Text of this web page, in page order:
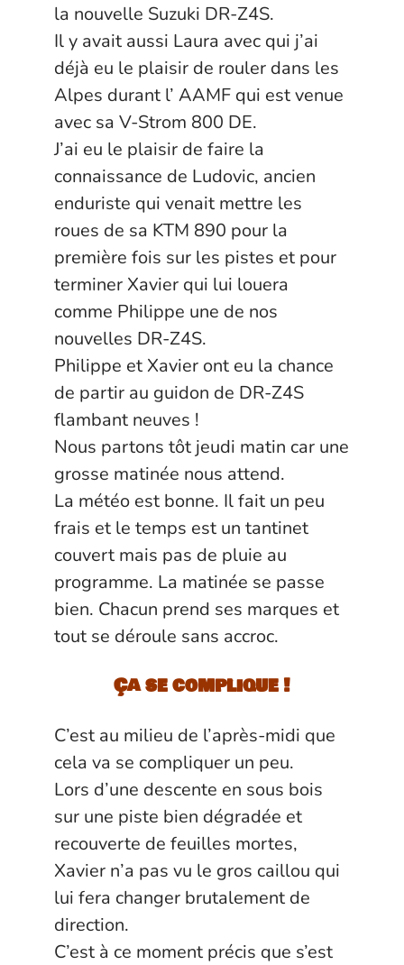
la nouvelle Suzuki DR-Z4S.
Il y avait aussi Laura avec qui j’ai
déjà eu le plaisir de rouler dans les
Alpes durant l’ AAMF qui est venue
avec sa V-Strom 800 DE.
J’ai eu le plaisir de faire la
connaissance de Ludovic, ancien
enduriste qui venait mettre les
roues de sa KTM 890 pour la
première fois sur les pistes et pour
terminer Xavier qui lui louera
comme Philippe une de nos
nouvelles DR-Z4S.
Philippe et Xavier ont eu la chance
de partir au guidon de DR-Z4S
flambant neuves !
Nous partons tôt jeudi matin car une
grosse matinée nous attend.
La météo est bonne. Il fait un peu
frais et le temps est un tantinet
couvert mais pas de pluie au
programme. La matinée se passe
bien. Chacun prend ses marques et
tout se déroule sans accroc.
Ça se complique !
C’est au milieu de l’après-midi que
cela va se compliquer un peu.
Lors d’une descente en sous bois
sur une piste bien dégradée et
recouverte de feuilles mortes,
Xavier n’a pas vu le gros caillou qui
lui fera changer brutalement de
direction.
C’est à ce moment précis que s’est